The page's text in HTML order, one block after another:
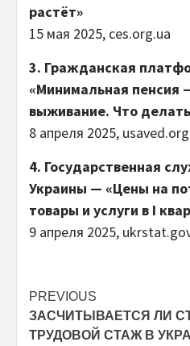
растёт»
15 мая 2025, ces.org.ua
3. Гражданская
«Минимальная пенсия
выживание. Что
8 апреля 2025,
4. Государственная
Украины — «Цены на
товары и услуги в I
9 апреля 2025,
Post
navigation
PREVIOUS
ЗАСЧИТЫВАЕТСЯ ЛИ
ТРУДОВОЙ СТАЖ В